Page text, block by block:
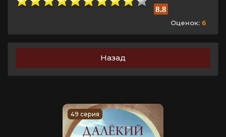
8.8
Оценок: 6
Назад
49 серия